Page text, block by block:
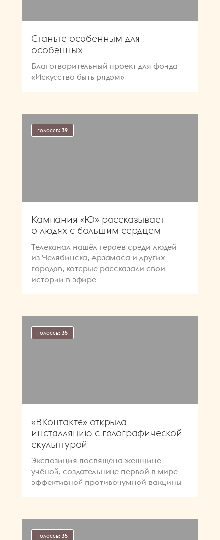
Станьте особенным для
особенных
Благотворительный проект для фонда
«Искусство быть рядом»
голосов: 39
Кампания «Ю» рассказывает
о людях с большим сердцем
Телеканал нашёл героев среди людей
из Челябинска, Арзамаса и других
городов, которые рассказали свои
истории в эфире
голосов: 35
«ВКонтакте» открыла
инсталляцию с голографической
скульптурой
Экспозиция посвящена женщине-
учёной, создательнице первой в мире
эффективной противочумной вакцины
голосов: 35